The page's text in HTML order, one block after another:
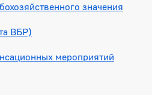
значения
ВБР)
мероприятий